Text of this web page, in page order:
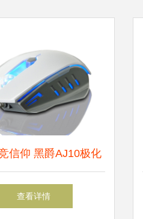
信仰 黑爵AJ10极化
线电脑外设评测
查看详情